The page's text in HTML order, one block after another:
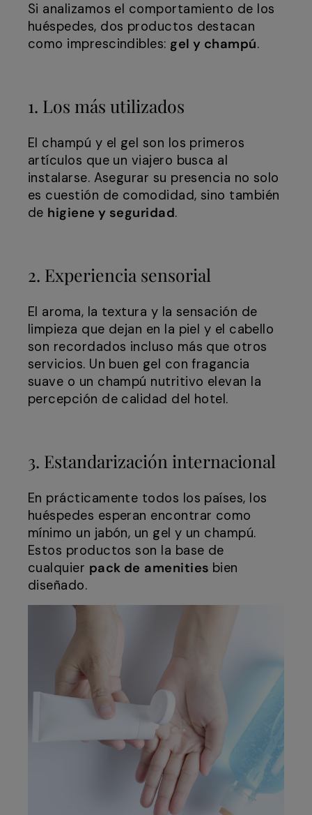
Si analizamos el comportamiento de los
huéspedes, dos productos destacan
como imprescindibles: gel y champú.
1. Los más utilizados
El champú y el gel son los primeros
artículos que un viajero busca al
instalarse. Asegurar su presencia no solo
es cuestión de comodidad, sino también
de higiene y seguridad.
2. Experiencia sensorial
El aroma, la textura y la sensación de
limpieza que dejan en la piel y el cabello
son recordados incluso más que otros
servicios. Un buen gel con fragancia
suave o un champú nutritivo elevan la
percepción de calidad del hotel.
3. Estandarización internacional
En prácticamente todos los países, los
huéspedes esperan encontrar como
mínimo un jabón, un gel y un champú.
Estos productos son la base de
cualquier pack de amenities bien
diseñado.